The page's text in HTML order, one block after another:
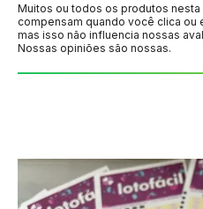
Muitos ou todos os produtos
compensam quando você clica ou
mas isso não influencia nossas
Nossas opiniões são nossas.